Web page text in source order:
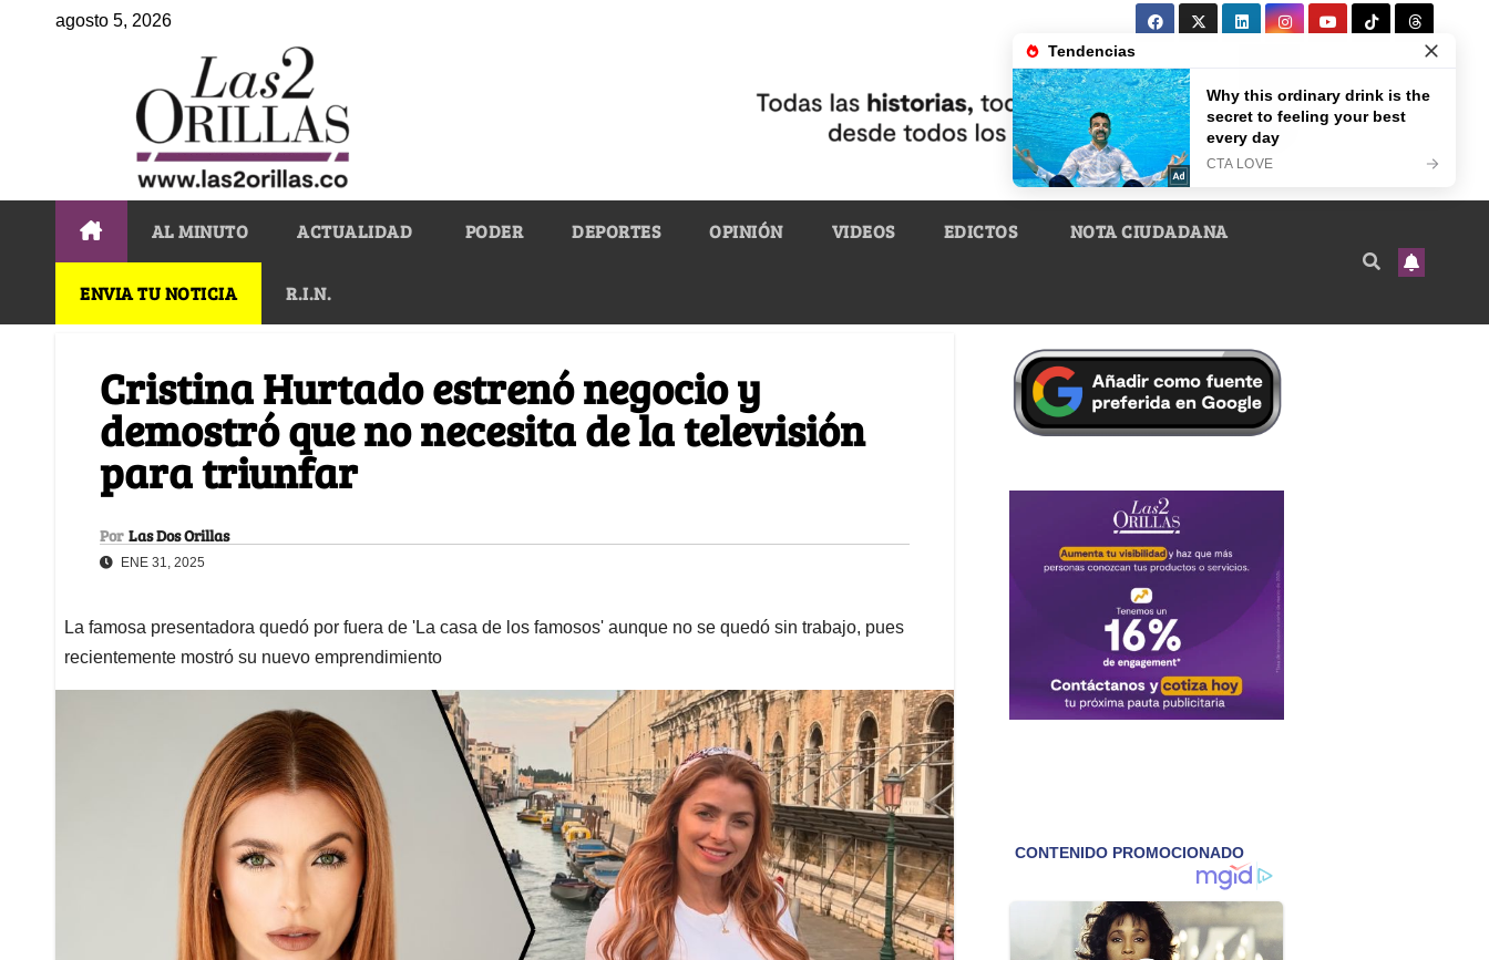
agosto 5, 2026
AL MINUTO ACTUALIDAD PODER DEPORTES OPINIÓN VIDEOS EDICTOS NOTA CIUDADANA
ENVIA TU NOTICIA R.I.N.
Cristina Hurtado estrenó negocio y
demostró que no necesita de la televisión
para triunfar
Por Las Dos Orillas
ENE 31, 2025
La famosa presentadora quedó por fuera de 'La casa de los famosos' aunque no se quedó sin trabajo, pues
recientemente mostró su nuevo emprendimiento